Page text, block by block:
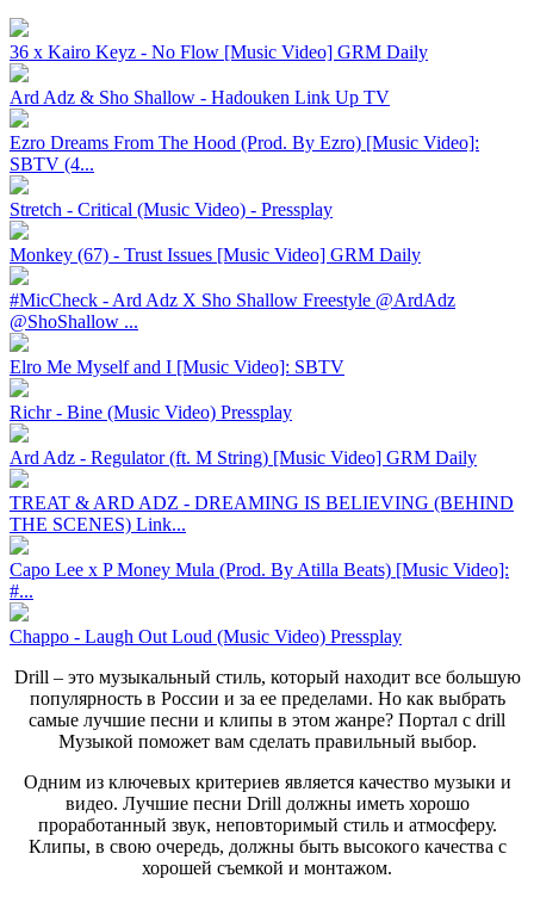
36 x Kairo Keyz - No Flow [Music Video] GRM Daily
Ard Adz & Sho Shallow - Hadouken Link Up TV
Ezro Dreams From The Hood (Prod. By Ezro) [Music Video]:
SBTV (4...
Stretch - Critical (Music Video) - Pressplay
Monkey (67) - Trust Issues [Music Video] GRM Daily
#MicCheck - Ard Adz X Sho Shallow Freestyle @ArdAdz
@ShoShallow ...
Elro Me Myself and I [Music Video]: SBTV
Richr - Bine (Music Video) Pressplay
Ard Adz - Regulator (ft. M String) [Music Video] GRM Daily
TREAT & ARD ADZ - DREAMING IS BELIEVING (BEHIND
THE SCENES) Link...
Capo Lee x P Money Mula (Prod. By Atilla Beats) [Music Video]:
#...
Chappo - Laugh Out Loud (Music Video) Pressplay
Drill – это музыкальный стиль, который находит все большую
популярность в России и за ее пределами. Но как выбрать
самые лучшие песни и клипы в этом жанре? Портал с drill
Музыкой поможет вам сделать правильный выбор.
Одним из ключевых критериев является качество музыки и
видео. Лучшие песни Drill должны иметь хорошо
проработанный звук, неповторимый стиль и атмосферу.
Клипы, в свою очередь, должны быть высокого качества с
хорошей съемкой и монтажом.